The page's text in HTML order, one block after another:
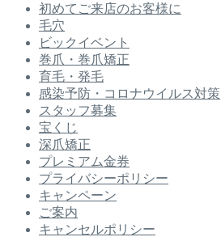
初めてご来店のお客様に
毛穴
ビックイベント
巻爪・巻爪矯正
育毛・発毛
感染予防・コロナウイルス対策
スタッフ募集
宝くじ
深爪矯正
プレミアム金券
プライバシーポリシー
キャンペーン
ご案内
キャンセルポリシー